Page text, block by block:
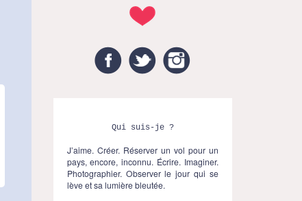
FacebookTwitter
Qui suis-je ?
J’aime. Créer. Réserver un vol pour un
pays, encore, inconnu. Écrire. Imaginer.
Photographier. Observer le jour qui se
lève et sa lumière bleutée.